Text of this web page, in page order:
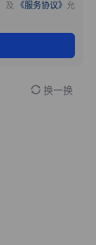
及 《服务协议》 允
换一换